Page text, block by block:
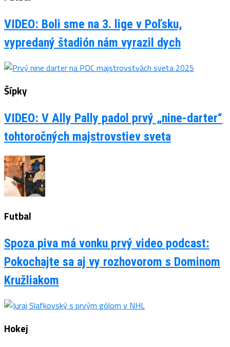
VIDEO: Boli sme na 3. lige v Poľsku,
vypredaný štadión nám vyrazil dych
Šípky
VIDEO: V Ally Pally padol prvý „nine-darter“
tohtoročných majstrovstiev sveta
Futbal
Spoza piva má vonku prvý video podcast:
Pokochajte sa aj vy rozhovorom s Dominom
Kružliakom
Hokej